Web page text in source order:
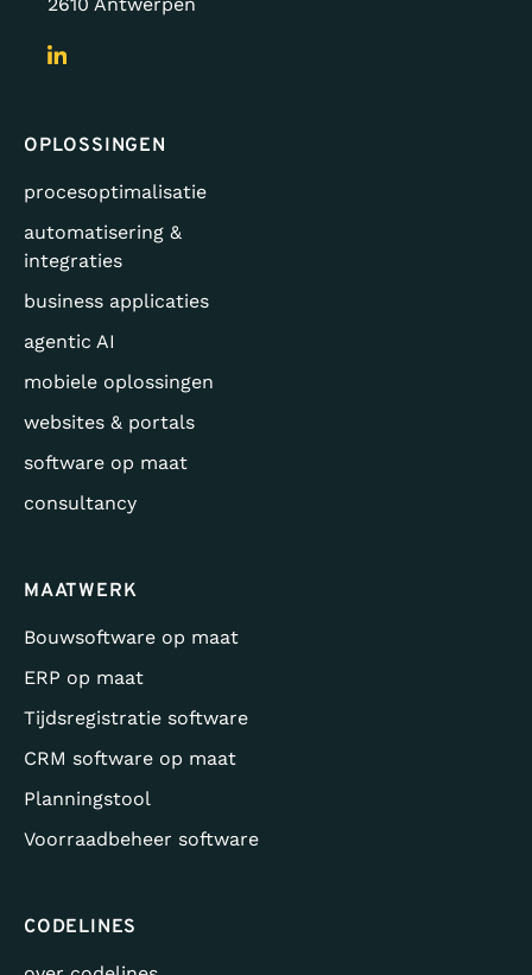
OPLOSSINGEN
procesoptimalisatie
automatisering &
integraties
business applicaties
agentic AI
mobiele oplossingen
websites & portals
software op maat
consultancy
MAATWERK
Bouwsoftware op maat
ERP op maat
Tijdsregistratie software
CRM software op maat
Planningstool
Voorraadbeheer software
CODELINES